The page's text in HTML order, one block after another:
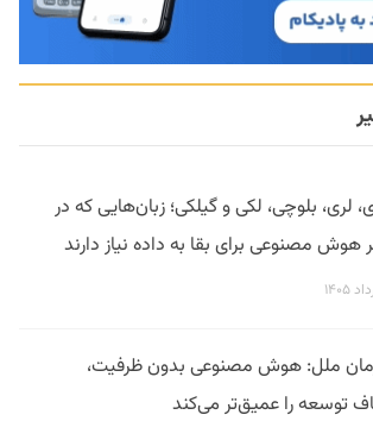
لری، بلوچی، لکی و گیلکی؛ زبان‌هایی که در
مصنوعی برای بقا به داده نیاز دارند
ملل: هوش مصنوعی بدون ظرفیت،
توسعه را عمیق‌تر می‌کند